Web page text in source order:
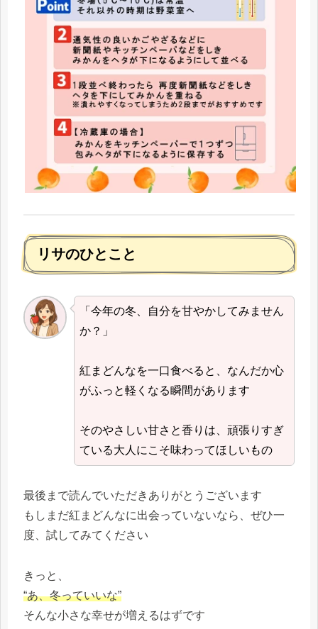
リサのひとこと
「今年の冬、自分を甘やかしてみません
か？」
紅まどんなを一口食べると、なんだか心
がふっと軽くなる瞬間があります
そのやさしい甘さと香りは、頑張りすぎ
ている大人にこそ味わってほしいもの
最後まで読んでいただきありがとうございます
もしまだ紅まどんなに出会っていないなら、ぜひ一
度、試してみてください
きっと、
“あ、冬っていいな”
そんな小さな幸せが増えるはずです